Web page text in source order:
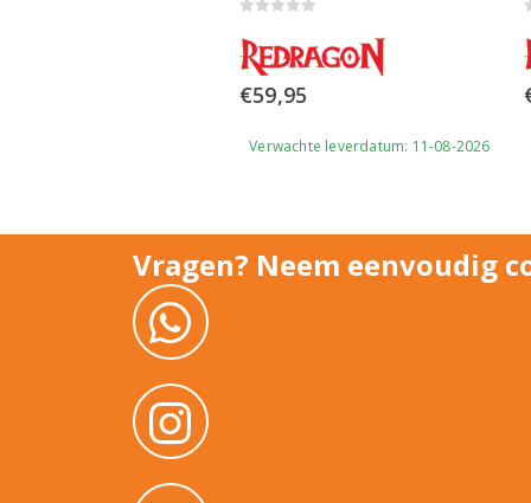
€59,95
Verwachte leverdatum: 11-08-2026
Vragen? Neem eenvoudig